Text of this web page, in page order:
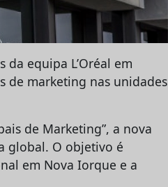
da equipa L’Oréal em
de marketing nas unidades
de Marketing”, a nova
global. O objetivo é
em Nova Iorque e a